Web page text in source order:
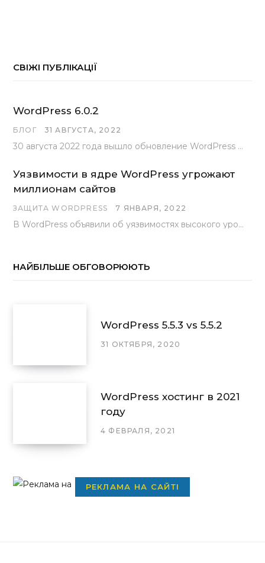
СВІЖІ ПУБЛІКАЦІЇ
WordPress 6.0.2
БЛОГ 31 АВГУСТА, 2022
30 августа 2022 года вышло обновление WordPress под номером 6.0.2 . Эта версия доступна для скачивания с сайта wordpress.org…
Уязвимости в ядре WordPress угрожают
миллионам сайтов
ЗАЩИТА WORDPRESS 7 ЯНВАРЯ, 2022
В WordPress объявили об уязвимостях высокого уровня, найденных основной командой разработчиков. В сообщении говорится, что…
НАЙБІЛЬШЕ ОБГОВОРЮЮТЬ
WordPress 5.5.3 vs 5.5.2
31 ОКТЯБРЯ, 2020
WordPress хостинг в 2021
году
4 ФЕВРАЛЯ, 2021
РЕКЛАМА НА САЙТІ